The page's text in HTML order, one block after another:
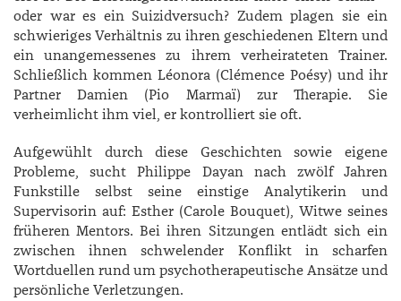
oder war es ein Suizidversuch? Zudem plagen sie ein
schwieriges Verhältnis zu ihren geschiedenen Eltern und
ein unangemessenes zu ihrem verheirateten Trainer.
Schließlich kommen ­Léonora (­Clémence ­Poésy) und ihr
Partner ­Damien (­Pio ­Marmaï) zur Therapie. Sie
verheimlicht ihm viel, er kontrolliert sie oft.
Aufgewühlt durch diese Geschichten sowie eigene
Probleme, sucht ­Philippe ­Dayan nach zwölf Jahren
Funkstille selbst seine einstige Analytikerin und
Supervisorin auf: ­Esther (­Carole ­Bouquet), Witwe seines
früheren Mentors. Bei ihren Sitzungen entlädt sich ein
zwischen ihnen schwelender Konflikt in scharfen
Wortduellen rund um psychotherapeutische Ansätze und
persönliche Verletzungen.